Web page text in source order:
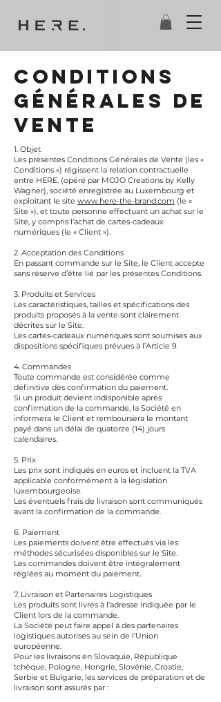
CONDITIONS
GÉNÉRALES DE
VENTE
1. Objet
Les présentes Conditions Générales de Vente (les «
Conditions ») régissent la relation contractuelle
entre HERE. (opéré par MOJO Creations by Kelly
Wagner), société enregistrée au Luxembourg et
exploitant le site www.here-the-brand.com (le «
Site »), et toute personne effectuant un achat sur le
Site, y compris l’achat de cartes-cadeaux
numériques (le « Client »).
2. Acceptation des Conditions
En passant commande sur le Site, le Client accepte
sans réserve d’être lié par les présentes Conditions.
3. Produits et Services
Les caractéristiques, tailles et spécifications des
produits proposés à la vente sont clairement
décrites sur le Site.
Les cartes-cadeaux numériques sont soumises aux
dispositions spécifiques prévues à l’Article 9.
4. Commandes
Toute commande est considérée comme
définitive dès confirmation du paiement.
Si un produit devient indisponible après
confirmation de la commande, la Société en
informera le Client et remboursera le montant
payé dans un délai de quatorze (14) jours
calendaires.
5. Prix
Les prix sont indiqués en euros et incluent la TVA
applicable conformément à la législation
luxembourgeoise.
Les éventuels frais de livraison sont communiqués
avant la confirmation de la commande.
6. Paiement
Les paiements doivent être effectués via les
méthodes sécurisées disponibles sur le Site.
Les commandes doivent être intégralement
réglées au moment du paiement.
7. Livraison et Partenaires Logistiques
Les produits sont livrés à l’adresse indiquée par le
Client lors de la commande.
La Société peut faire appel à des partenaires
logistiques autorisés au sein de l’Union
européenne.
Pour les livraisons en Slovaquie, République
tchèque, Pologne, Hongrie, Slovénie, Croatie,
Serbie et Bulgarie, les services de préparation et de
livraison sont assurés par :